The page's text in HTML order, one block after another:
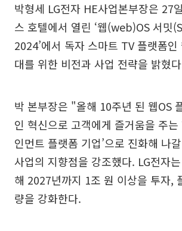
박형세 LG전자 HE사업본부장은 27
스 호텔에서 열린 ‘웹(web)OS 서밋
2024’에서 독자 스마트 TV 플랫폼인
대를 위한 비전과 사업 전략을 밝혔
박 본부장은 "올해 10주년 된 웹OS
인 혁신으로 고객에게 즐거움을 주는
인먼트 플랫폼 기업’으로 진화해 나
사업의 지향점을 강조했다. LG전자
해 2027년까지 1조 원 이상을 투자,
량을 강화한다.